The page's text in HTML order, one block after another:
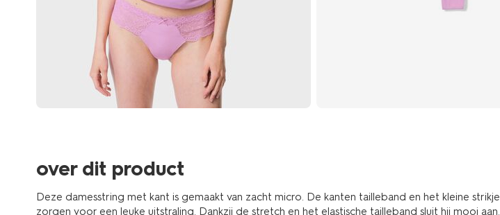
over dit product
Deze damesstring met kant is gemaakt van zacht micro. De kanten tailleband en het kleine strikje
zorgen voor een leuke uitstraling. Dankzij de stretch en het elastische tailleband sluit hij mooi aan.